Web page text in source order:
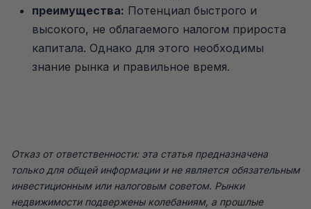
преимущества: Потенциал быстрого и
высокого, не облагаемого налогом прироста
капитала. Однако для этого необходимы
знание рынка и правильное время.
Отказ от ответственности: эта статья предназначена
только для общей информации и не является обязательным
инвестиционным или налоговым советом. Рынки
недвижимости подвержены колебаниям, а прошлые